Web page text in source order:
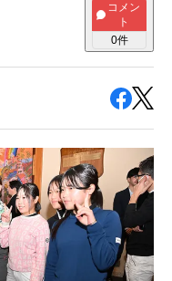
コメン
ト
0件